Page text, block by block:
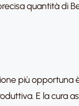
quantità di
più opportuna
E la cura